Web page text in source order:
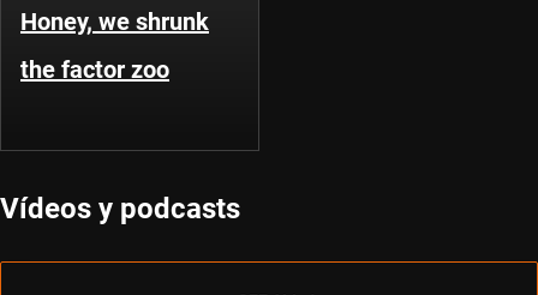
Honey, we shrunk
the factor zoo
Vídeos y podcasts